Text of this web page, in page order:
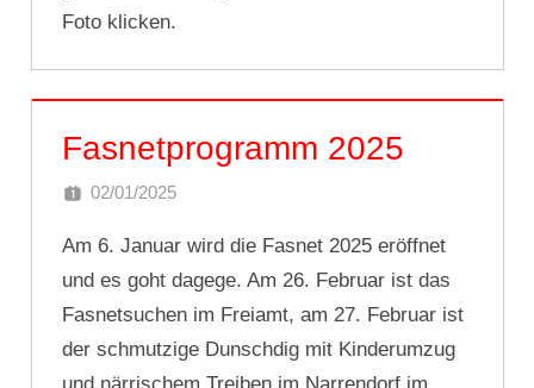
Foto klicken.
Fasnetprogramm 2025
02/01/2025
Am 6. Januar wird die Fasnet 2025 eröffnet
und es goht dagege. Am 26. Februar ist das
Fasnetsuchen im Freiamt, am 27. Februar ist
der schmutzige Dunschdig mit Kinderumzug